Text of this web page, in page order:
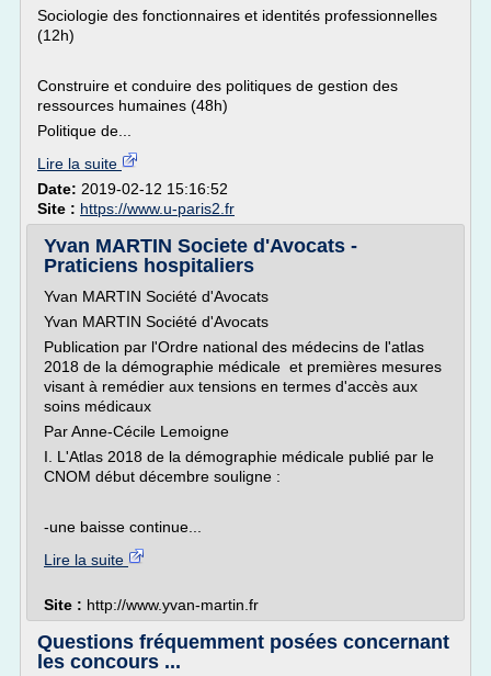
Sociologie des fonctionnaires et identités professionnelles
(12h)
Construire et conduire des politiques de gestion des
ressources humaines (48h)
Politique de...
Lire la suite
Date: 2019-02-12 15:16:52
Site : https://www.u-paris2.fr
Yvan MARTIN Societe d'Avocats -
Praticiens hospitaliers
Yvan MARTIN Société d'Avocats
Yvan MARTIN Société d'Avocats
Publication par l'Ordre national des médecins de l'atlas
2018 de la démographie médicale et premières mesures
visant à remédier aux tensions en termes d'accès aux
soins médicaux
Par Anne-Cécile Lemoigne
I. L'Atlas 2018 de la démographie médicale publié par le
CNOM début décembre souligne :
-une baisse continue...
Lire la suite
Site : http://www.yvan-martin.fr
Questions fréquemment posées concernant
les concours ...